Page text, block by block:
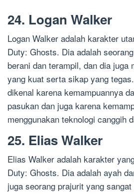
24. Logan Walker
Logan Walker adalah karakter
Duty: Ghosts. Dia adalah
berani dan terampil, dan dia juga
yang kuat serta sikap yang
dikenal karena kemampuannya
pasukan dan juga karena
menggunakan teknologi canggih
25. Elias Walker
Elias Walker adalah karakter
Duty: Ghosts. Dia adalah ayah
juga seorang prajurit yang